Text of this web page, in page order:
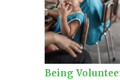
Being